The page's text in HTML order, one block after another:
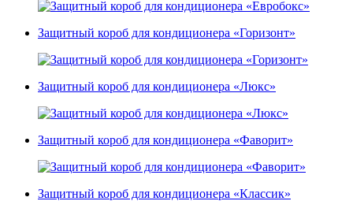
Защитный короб для кондиционера «Горизонт»
Защитный короб для кондиционера «Люкс»
Защитный короб для кондиционера «Фаворит»
Защитный короб для кондиционера «Классик»